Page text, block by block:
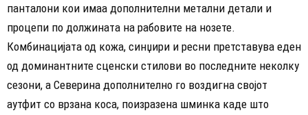
панталони кои имаа дополнителни метални детали и
процепи по должината на рабовите на нозете.
Комбинацијата од кожа, синџири и ресни претставува еден
од доминантните сценски стилови во последните неколку
сезони, а Северина дополнително го воздигна својот
аутфит со врзана коса, поизразена шминка каде што